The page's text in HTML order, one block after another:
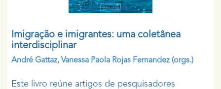
Imigração e imigrantes: uma coletânea
interdisciplinar
André Gattaz, Vanessa Paola Rojas Fernandez (orgs.)
Este livro reúne artigos de pesquisadores